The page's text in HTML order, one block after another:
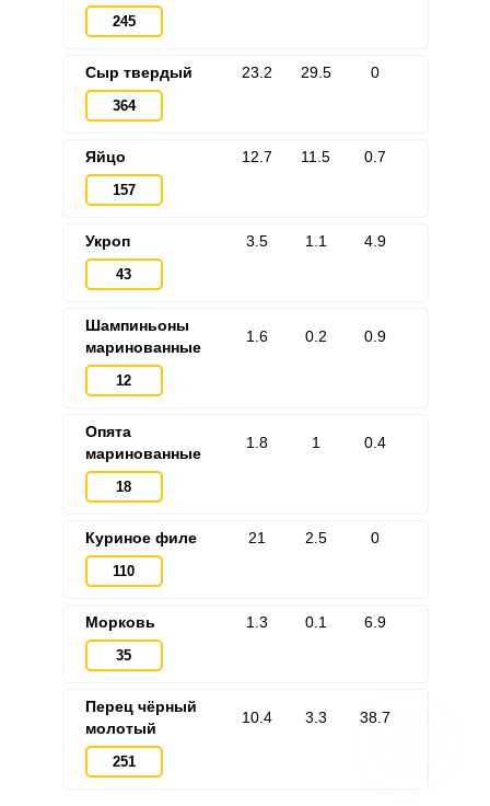
245
Сыр твердый
364
23.2 29.5 0
Яйцо
157
12.7 11.5 0.7
Укроп
43
3.5 1.1 4.9
Шампиньоны
маринованные
12
1.6 0.2 0.9
Опята
маринованные
18
1.8 1 0.4
Куриное филе
110
21 2.5 0
Морковь
35
1.3 0.1 6.9
Перец чёрный
молотый
251
10.4 3.3 38.7